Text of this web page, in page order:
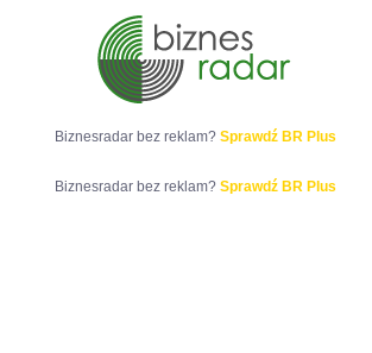
Biznesradar bez reklam? Sprawdź BR Plus
Biznesradar bez reklam? Sprawdź BR Plus